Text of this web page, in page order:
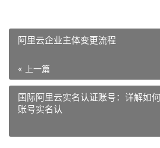
阿里云企业主体变更流程
« 上一篇
国际阿里云实名认证账号：详解如
账号实名认